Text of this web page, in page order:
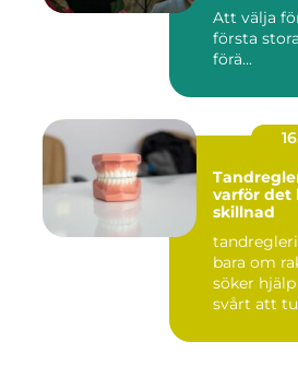
Att välja
första
förä...
Tandreglering när,
varför det
skillnad
bara om
söker
svårt att